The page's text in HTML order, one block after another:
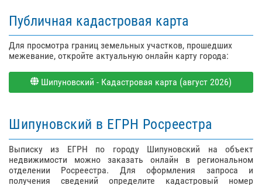
Публичная кадастровая карта
Для просмотра границ земельных участков, прошедших
межевание, откройте актуальную онлайн карту города:
Шипуновский - Кадастровая карта (август 2026)
Шипуновский в ЕГРН Росреестра
Выписку из ЕГРН по городу Шипуновский на объект
недвижимости можно заказать онлайн в региональном
отделении Росреестра. Для оформления запроса и
получения сведений определите кадастровый номер